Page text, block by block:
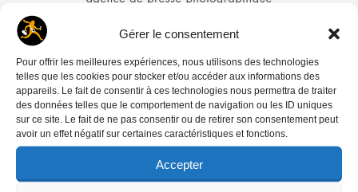
Gérer le consentement
Pour offrir les meilleures expériences, nous utilisons des technologies
telles que les cookies pour stocker et/ou accéder aux informations des
appareils. Le fait de consentir à ces technologies nous permettra de traiter
des données telles que le comportement de navigation ou les ID uniques
sur ce site. Le fait de ne pas consentir ou de retirer son consentement peut
avoir un effet négatif sur certaines caractéristiques et fonctions.
Accepter